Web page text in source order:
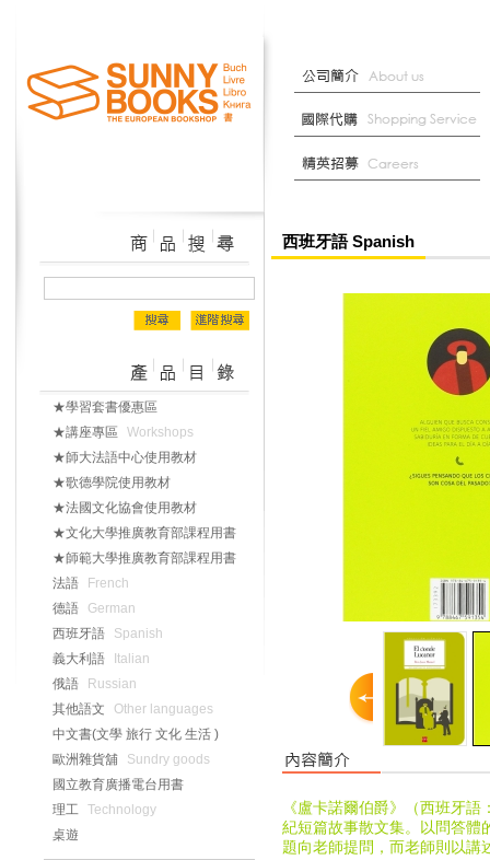
★學習套書優惠區
★講座專區
Workshops
★師大法語中心使用教材
★歌德學院使用教材
★法國文化協會使用教材
★文化大學推廣教育部課程用書
★師範大學推廣教育部課程用書
法語
French
德語
German
西班牙語
Spanish
義大利語
Italian
俄語
Russian
其他語文
Other languages
中文書(文學 旅行 文化 生活 )
歐洲雜貨舖
Sundry goods
國立教育廣播電台用書
理工 Technology
桌遊
西班牙語 Spanish
《盧卡諾爾伯爵》（西班牙語
紀短篇故事散文集。以問答體
題向老師提問，而老師則以講